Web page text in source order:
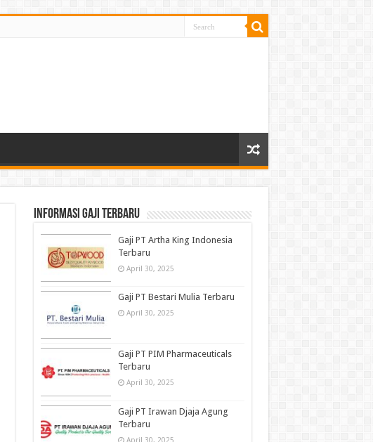
informasi gaji terbaru
Gaji PT Artha King Indonesia
Terbaru
April 30, 2025
Gaji PT Bestari Mulia Terbaru
April 30, 2025
Gaji PT PIM Pharmaceuticals
Terbaru
April 30, 2025
Gaji PT Irawan Djaja Agung
Terbaru
April 30, 2025